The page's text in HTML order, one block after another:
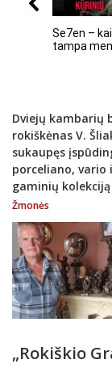
Se7en –
tampa
Dviejų kambarių
rokiškėnas V.
sukaupęs
porceliano, vario
gaminių kolekciją
Žmonės
„Rokiškio